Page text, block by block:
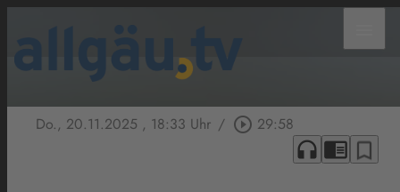
Do., 20.11.2025 , 18:33 Uhr / play_circle_outline 29:58
headphones chrome_reader_mode bookmark_border